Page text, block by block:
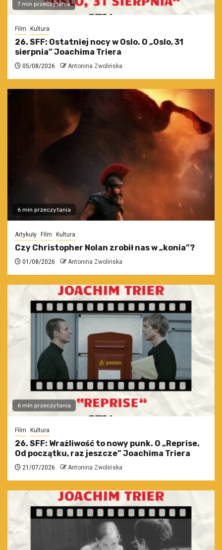
7 min przeczytania
Film Kultura
26. SFF: Ostatniej nocy w Oslo. O „Oslo, 31
sierpnia” Joachima Triera
05/08/2026 Antonina Zwolińska
6 min przeczytania
Artykuły Film Kultura
Czy Christopher Nolan zrobił nas w „konia”?
01/08/2026 Antonina Zwolińska
6 min przeczytania
Film Kultura
26. SFF: Wrażliwość to nowy punk. O „Reprise.
Od początku, raz jeszcze” Joachima Triera
21/07/2026 Antonina Zwolińska